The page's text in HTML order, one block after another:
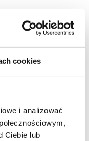
cookies
i analizować
Ciebie lub